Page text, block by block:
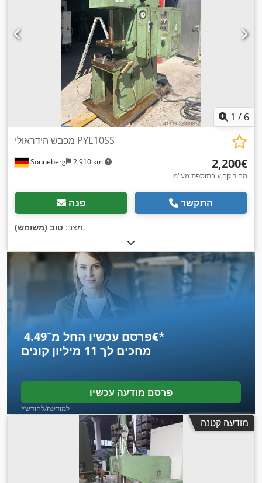
1 / 6
Sonneberg 2,910 km
מכבש הידראולי PYE10SS
‏2,200 ‏€
מחיר קבוע בתוספת מע"מ
פנה התקשר
מצב: טוב (משומש) ,
פרסם עכשיו החל מ־‏4.49 ‏€*
מחכים לך 11 מיליון קונים
פרסם מודעה עכשיו
*למודעה/לחודש
מודעה קטנה